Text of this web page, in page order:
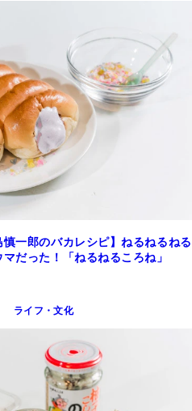
慎一郎のバカレシピ】ねるねるねる
だった！「ねるねるころね」
ライフ・文化